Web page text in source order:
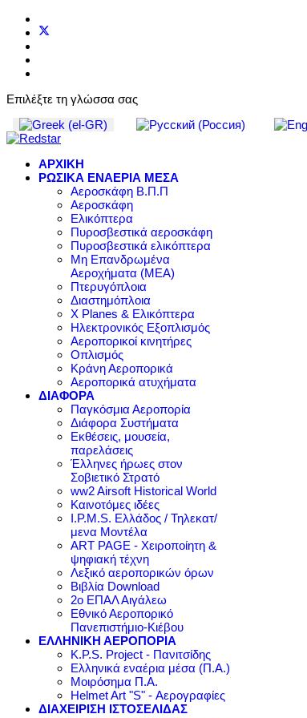
Επιλέξτε τη γλώσσα σας
ΑΡΧΙΚΗ
ΡΩΣΙΚΑ ΕΝΑΕΡΙΑ ΜΕΣΑ
Αεροσκάφη Β.Π.Π
Αεροσκάφη
Ελικόπτερα
Πυροσβεστικά αεροσκάφη
Πυροσβεστικά ελικόπτερα
Μη Επανδρωμένα
Αεροχήματα (ΜΕΑ)
Πτερυγόπλοια
Διαστημόπλοια
X Planes & Ελικόπτερα
Ηλεκτρονικός Εξοπλισμός
Αεροπορικοί κινητήρες
Οπλισμός
Κράνη Αεροπορικά
Αεροπορικά ατυχήματα
ΔΙΑΦΟΡΑ
Παγκόσμια Αεροπορία
Διάφορα Συστήματα
Εκθέσεις, μουσεία,
παρελάσεις
Έλληνες ήρωες στον
Σοβιετικό Στρατό
ww2 Airsoft Historical World
Καινοτόμες ιδέες
I.P.M.S. Ελλάδος / Τηλεκατ/
μενα Μοντέλα
ART PAGE - Χειροποίητη &
ψηφιακή τέχνη
Λεξικό αεροπορικών όρων
Βιβλία Download
2ο ΕΠΑΛ Αιγάλεω
Εθνικό Αεροπορικό
Πανεπιστήμιο-Κιέβου
ΕΛΛΗΝΙΚΗ ΑΕΡΟΠΟΡΙΑ
K.P.S. Project - Πανιτσίδης
Ελληνικά εναέρια μέσα (Π.Α.)
Μοιρόσημα Π.Α.
Helmet Art "S" - Αερογραφίες
ΔΙΑΧΕΙΡΙΣΗ ΙΣΤΟΣΕΛΙΔΑΣ